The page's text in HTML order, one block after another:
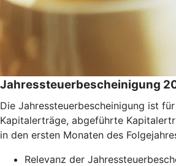
Jahressteuerbescheinigung
Die Jahressteuerbescheinigung ist
Kapitalerträge, abgeführte
in den ersten Monaten des
Relevanz der